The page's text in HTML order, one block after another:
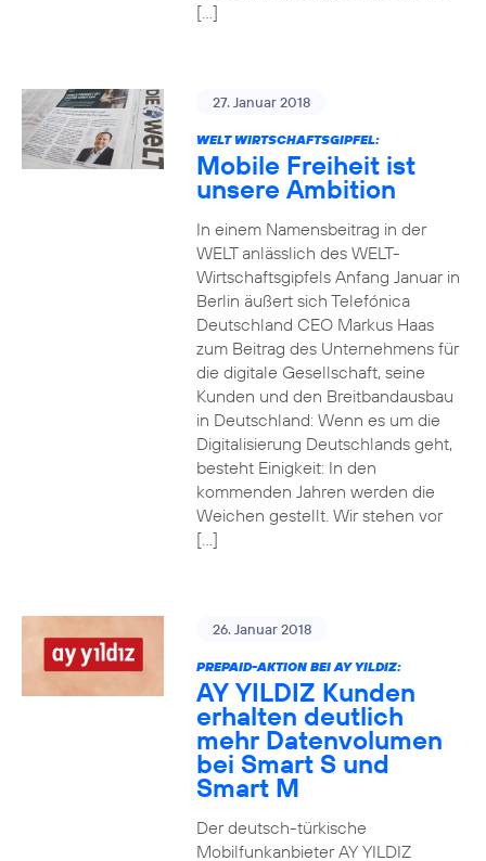
[…]
27. Januar 2018
WELT WIRTSCHAFTSGIPFEL:
Mobile Freiheit ist
unsere Ambition
In einem Namensbeitrag in der
WELT anlässlich des WELT-
Wirtschaftsgipfels Anfang Januar in
Berlin äußert sich Telefónica
Deutschland CEO Markus Haas
zum Beitrag des Unternehmens für
die digitale Gesellschaft, seine
Kunden und den Breitbandausbau
in Deutschland: Wenn es um die
Digitalisierung Deutschlands geht,
besteht Einigkeit: In den
kommenden Jahren werden die
Weichen gestellt. Wir stehen vor
[…]
26. Januar 2018
PREPAID-AKTION BEI AY YILDIZ:
AY YILDIZ Kunden
erhalten deutlich
mehr Datenvolumen
bei Smart S und
Smart M
Der deutsch-türkische
Mobilfunkanbieter AY YILDIZ